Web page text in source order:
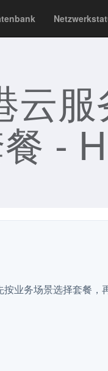
云
-
业务场景选择套餐，